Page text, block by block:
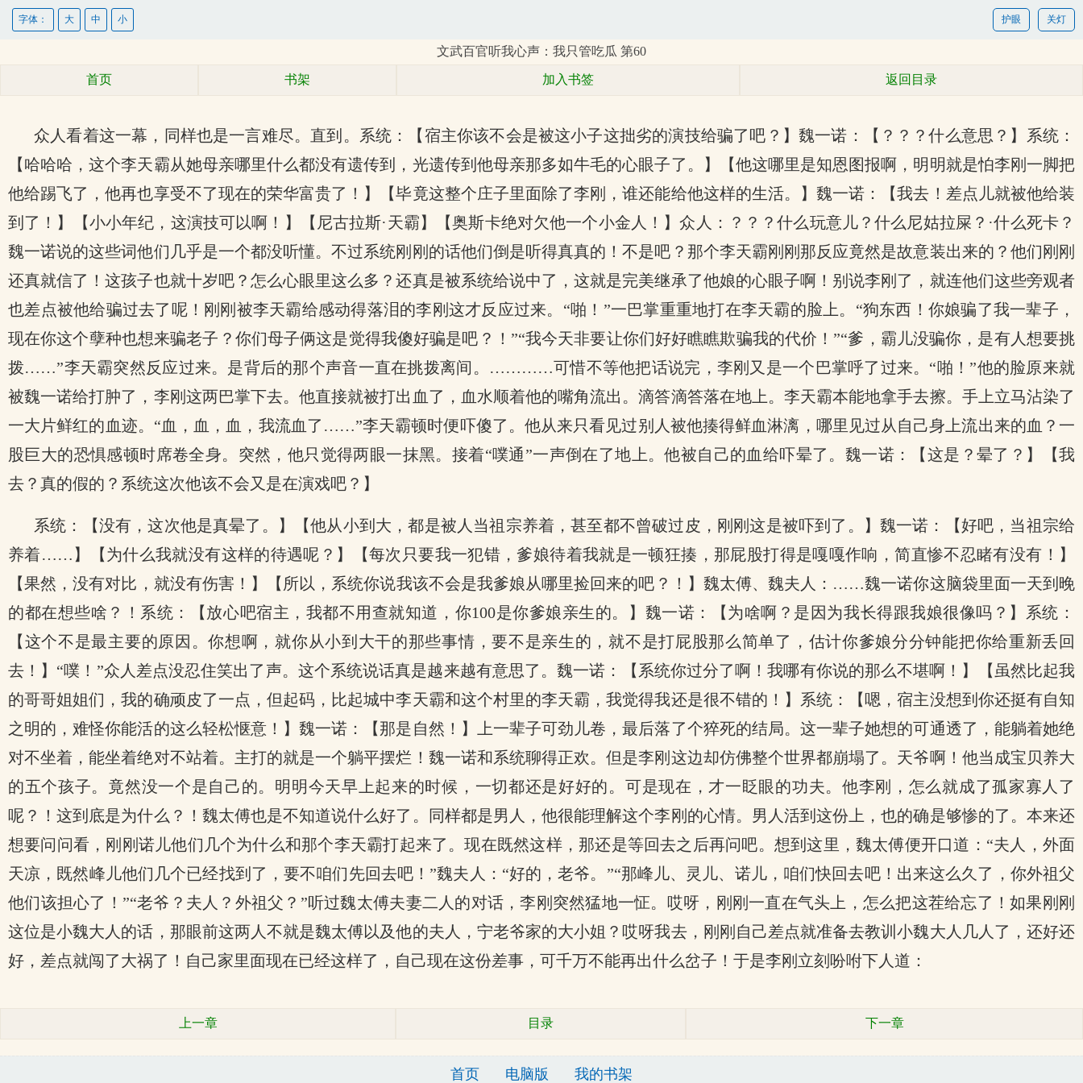
关灯
护眼
字体： 大 中 小
文武百官听我心声：我只管吃瓜 第60
首页 书架 加入书签 返回目录
众人看着这一幕，同样也是一言难尽。直到。系统：【宿主你该不会是被这小子这拙劣的演技给骗了吧？】魏一诺：【？？？什么意思？】系统：
【哈哈哈，这个李天霸从她母亲哪里什么都没有遗传到，光遗传到他母亲那多如牛毛的心眼子了。】【他这哪里是知恩图报啊，明明就是怕李刚一脚把
他给踢飞了，他再也享受不了现在的荣华富贵了！】【毕竟这整个庄子里面除了李刚，谁还能给他这样的生活。】魏一诺：【我去！差点儿就被他给装
到了！】【小小年纪，这演技可以啊！】【尼古拉斯·天霸】【奥斯卡绝对欠他一个小金人！】众人：？？？什么玩意儿？什么尼姑拉屎？·什么死卡？
魏一诺说的这些词他们几乎是一个都没听懂。不过系统刚刚的话他们倒是听得真真的！不是吧？那个李天霸刚刚那反应竟然是故意装出来的？他们刚刚
还真就信了！这孩子也就十岁吧？怎么心眼里这么多？还真是被系统给说中了，这就是完美继承了他娘的心眼子啊！别说李刚了，就连他们这些旁观者
也差点被他给骗过去了呢！刚刚被李天霸给感动得落泪的李刚这才反应过来。“啪！”一巴掌重重地打在李天霸的脸上。“狗东西！你娘骗了我一辈子，
现在你这个孽种也想来骗老子？你们母子俩这是觉得我傻好骗是吧？！”“我今天非要让你们好好瞧瞧欺骗我的代价！”“爹，霸儿没骗你，是有人想要挑
拨……”李天霸突然反应过来。是背后的那个声音一直在挑拨离间。…………可惜不等他把话说完，李刚又是一个巴掌呼了过来。“啪！”他的脸原来就
被魏一诺给打肿了，李刚这两巴掌下去。他直接就被打出血了，血水顺着他的嘴角流出。滴答滴答落在地上。李天霸本能地拿手去擦。手上立马沾染了
一大片鲜红的血迹。“血，血，血，我流血了……”李天霸顿时便吓傻了。他从来只看见过别人被他揍得鲜血淋漓，哪里见过从自己身上流出来的血？一
股巨大的恐惧感顿时席卷全身。突然，他只觉得两眼一抹黑。接着“噗通”一声倒在了地上。他被自己的血给吓晕了。魏一诺：【这是？晕了？】【我
去？真的假的？系统这次他该不会又是在演戏吧？】
系统：【没有，这次他是真晕了。】【他从小到大，都是被人当祖宗养着，甚至都不曾破过皮，刚刚这是被吓到了。】魏一诺：【好吧，当祖宗给
养着……】【为什么我就没有这样的待遇呢？】【每次只要我一犯错，爹娘待着我就是一顿狂揍，那屁股打得是嘎嘎作响，简直惨不忍睹有没有！】
【果然，没有对比，就没有伤害！】【所以，系统你说我该不会是我爹娘从哪里捡回来的吧？！】魏太傅、魏夫人：……魏一诺你这脑袋里面一天到晚
的都在想些啥？！系统：【放心吧宿主，我都不用查就知道，你100是你爹娘亲生的。】魏一诺：【为啥啊？是因为我长得跟我娘很像吗？】系统：
【这个不是最主要的原因。你想啊，就你从小到大干的那些事情，要不是亲生的，就不是打屁股那么简单了，估计你爹娘分分钟能把你给重新丢回
去！】“噗！”众人差点没忍住笑出了声。这个系统说话真是越来越有意思了。魏一诺：【系统你过分了啊！我哪有你说的那么不堪啊！】【虽然比起我
的哥哥姐姐们，我的确顽皮了一点，但起码，比起城中李天霸和这个村里的李天霸，我觉得我还是很不错的！】系统：【嗯，宿主没想到你还挺有自知
之明的，难怪你能活的这么轻松惬意！】魏一诺：【那是自然！】上一辈子可劲儿卷，最后落了个猝死的结局。这一辈子她想的可通透了，能躺着她绝
对不坐着，能坐着绝对不站着。主打的就是一个躺平摆烂！魏一诺和系统聊得正欢。但是李刚这边却仿佛整个世界都崩塌了。天爷啊！他当成宝贝养大
的五个孩子。竟然没一个是自己的。明明今天早上起来的时候，一切都还是好好的。可是现在，才一眨眼的功夫。他李刚，怎么就成了孤家寡人了
呢？！这到底是为什么？！魏太傅也是不知道说什么好了。同样都是男人，他很能理解这个李刚的心情。男人活到这份上，也的确是够惨的了。本来还
想要问问看，刚刚诺儿他们几个为什么和那个李天霸打起来了。现在既然这样，那还是等回去之后再问吧。想到这里，魏太傅便开口道：“夫人，外面
天凉，既然峰儿他们几个已经找到了，要不咱们先回去吧！”魏夫人：“好的，老爷。”“那峰儿、灵儿、诺儿，咱们快回去吧！出来这么久了，你外祖父
他们该担心了！”“老爷？夫人？外祖父？”听过魏太傅夫妻二人的对话，李刚突然猛地一怔。哎呀，刚刚一直在气头上，怎么把这茬给忘了！如果刚刚
这位是小魏大人的话，那眼前这两人不就是魏太傅以及他的夫人，宁老爷家的大小姐？哎呀我去，刚刚自己差点就准备去教训小魏大人几人了，还好还
好，差点就闯了大祸了！自己家里面现在已经这样了，自己现在这份差事，可千万不能再出什么岔子！于是李刚立刻吩咐下人道：
上一章 目录 下一章
首页 电脑版 我的书架